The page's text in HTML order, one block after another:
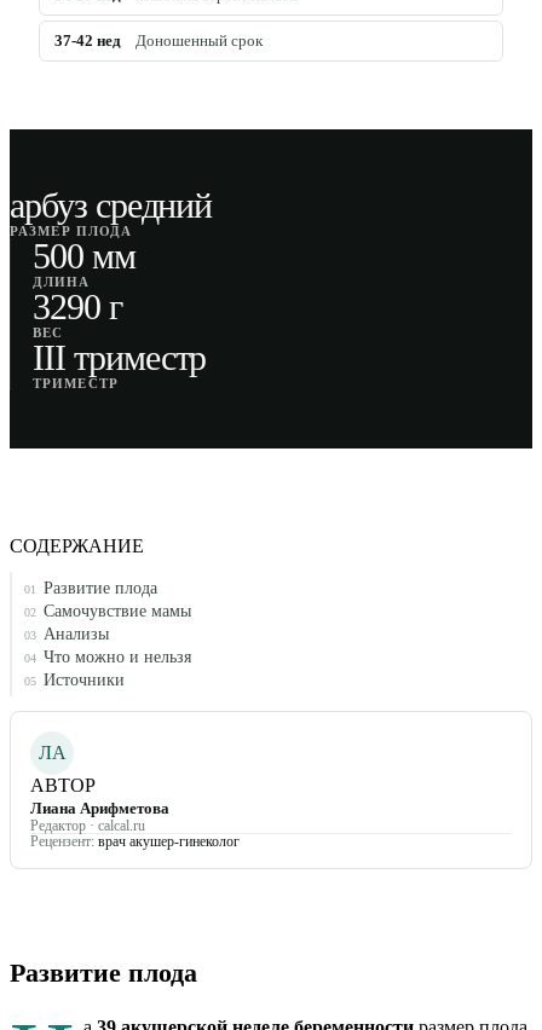
37-42 нед Доношенный срок
арбуз средний
РАЗМЕР ПЛОДА
500 мм
ДЛИНА
3290 г
ВЕС
III триместр
ТРИМЕСТР
СОДЕРЖАНИЕ
01 Развитие плода
02 Самочувствие мамы
03 Анализы
04 Что можно и нельзя
05 Источники
ЛА
АВТОР
Лиана Арифметова
Редактор · calcal.ru
Рецензент: врач акушер-гинеколог
Развитие плода